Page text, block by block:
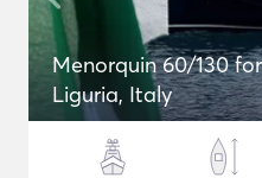
Menorquin 60/130
Liguria, Italy